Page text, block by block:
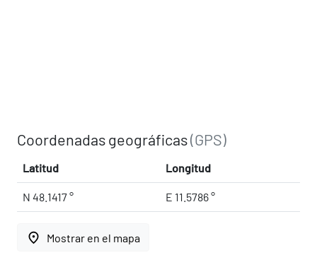
Coordenadas geográficas(GPS)
Latitud Longitud
N 48.1417 ° E 11.5786 °
place Mostrar en el mapa